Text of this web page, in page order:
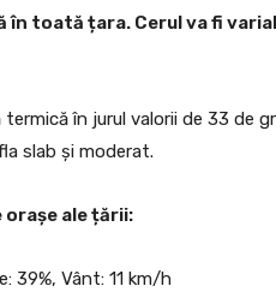
în toată țara. Cerul va fi
în jurul valorii de 33 de
slab și moderat.
orașe ale țării:
39%, Vânt: 11 km/h